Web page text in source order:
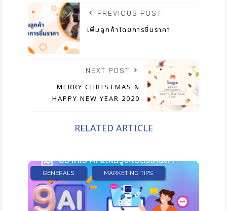
PREVIOUS POST
เพิ่มลูกค้าโดยการขึ้นราคา
NEXT POST
MERRY CHRISTMAS &
HAPPY NEW YEAR 2020
RELATED ARTICLE
GENERALS MARKETING TIPS